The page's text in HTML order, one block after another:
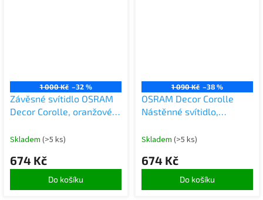
1 000 Kč –32 %
Závěsné svítidlo OSRAM
Decor Corolle, oranžové
textilní kabel, 200 mm,
Skladem (>5 ks)
674 Kč
Do košíku
1 090 Kč –38 %
OSRAM Decor Corolle
Nástěnné svítidlo,
patice G9, textilní kabel,
Skladem (>5 ks)
674 Kč
Do košíku